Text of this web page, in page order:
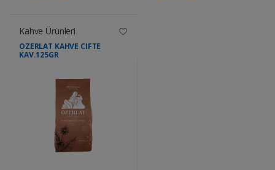
Kahve Ürünleri
OZERLAT KAHVE CIFTE
KAV.125GR